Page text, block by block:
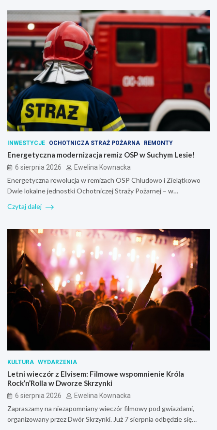
INWESTYCJE OCHOTNICZA STRAŻ POŻARNA REMONTY
Energetyczna modernizacja remiz OSP w Suchym Lesie!
6 sierpnia 2026 Ewelina Kownacka
Energetyczna rewolucja w remizach OSP Chludowo i Zielątkowo
Dwie lokalne jednostki Ochotniczej Straży Pożarnej – w…
Czytaj dalej
KULTURA WYDARZENIA
Letni wieczór z Elvisem: Filmowe wspomnienie Króla
Rock’n’Rolla w Dworze Skrzynki
6 sierpnia 2026 Ewelina Kownacka
Zapraszamy na niezapomniany wieczór filmowy pod gwiazdami,
organizowany przez Dwór Skrzynki. Już 7 sierpnia odbędzie się…